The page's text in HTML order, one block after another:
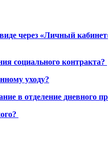
через «Личный
социального контракта?
уходу?
в отделение дневного